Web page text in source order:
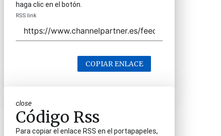
haga clic en el botón.
RSS link
COPIAR ENLACE
close
Código Rss
Para copiar el enlace RSS en el portapapeles,